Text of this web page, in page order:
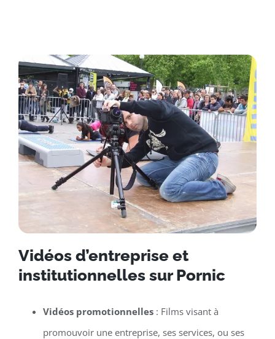
Vidéos d’entreprise et
institutionnelles sur Pornic
Vidéos promotionnelles: Films visant à
promouvoir une entreprise, ses services, ou ses